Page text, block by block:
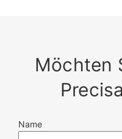
Möchten
Name